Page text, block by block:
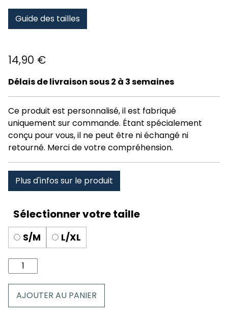
Guide des tailles
14,90 €
Délais de livraison sous 2 à 3 semaines
Ce produit est personnalisé, il est fabriqué
uniquement sur commande. Étant spécialement
conçu pour vous, il ne peut être ni échangé ni
retourné. Merci de votre compréhension.
Plus d'infos sur le produit
S/M L/XL
quantité
de
meribel
AJOUTER AU PANIER